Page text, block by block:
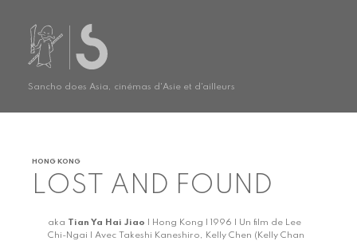
Sancho does Asia, cinémas d'Asie et d'ailleurs
HONG KONG
LOST AND FOUND
aka Tian Ya Hai Jiao | Hong Kong | 1996 | Un film de Lee
Chi-Ngai | Avec Takeshi Kaneshiro, Kelly Chen (Kelly Chan